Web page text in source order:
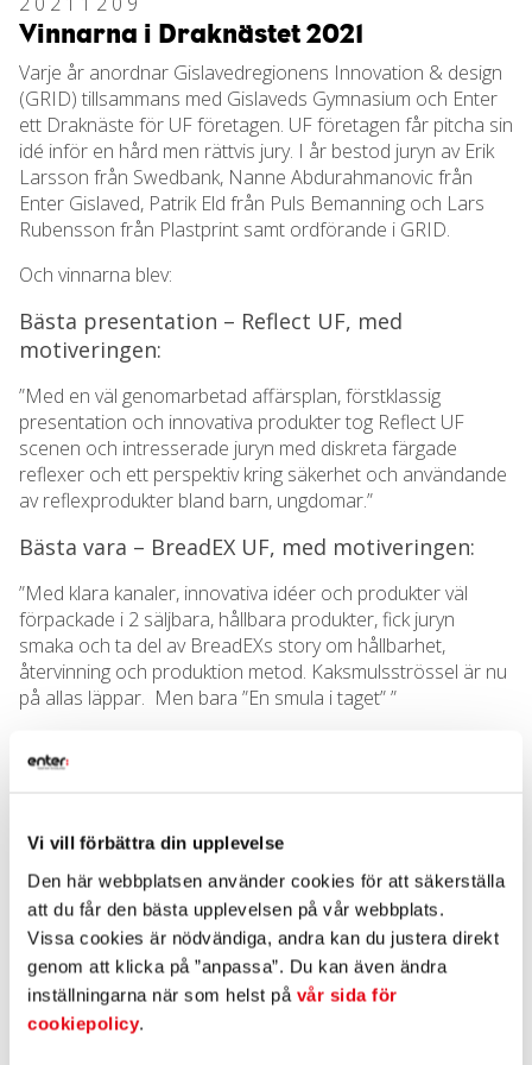
Vi vill förbättra din upplevelse
Den här webbplatsen använder cookies för att säkerställa
att du får den bästa upplevelsen på vår webbplats.
Vissa cookies är nödvändiga, andra kan du justera direkt
genom att klicka på ”anpassa”. Du kan även ändra
inställningarna när som helst på vår sida för
cookiepolicy.
Vinnarna i Draknästet 2021
Varje år anordnar Gislavedregionens Innovation & design
(GRID) tillsammans med Gislaveds Gymnasium och Enter
ett Draknäste för UF företagen. UF företagen får pitcha sin
idé inför en hård men rättvis jury. I år bestod juryn av Erik
Larsson från Swedbank, Nanne Abdurahmanovic från
Enter Gislaved, Patrik Eld från Puls Bemanning och Lars
Rubensson från Plastprint samt ordförande i GRID.
Och vinnarna blev:
Bästa presentation – Reflect UF, med
motiveringen:
”Med en väl genomarbetad affärsplan, förstklassig
presentation och innovativa produkter tog Reflect UF
scenen och intresserade juryn med diskreta färgade
reflexer och ett perspektiv kring säkerhet och användande
av reflexprodukter bland barn, ungdomar.”
Bästa vara – BreadEX UF, med motiveringen:
”Med klara kanaler, innovativa idéer och produkter väl
förpackade i 2 säljbara, hållbara produkter, fick juryn
smaka och ta del av BreadEXs story om hållbarhet,
återvinning och produktion metod. Kaksmulsströssel är nu
på allas läppar. Men bara ”En smula i taget” ”
att UF kan nå ut, samtidigt som man miljömässigt hanterar
överblivna restlager på ett hållbart och vinstdrivande sätt.”
Samtliga vinnare erhöll ett värdebevis på 2 000 kronor som
de kan använda i sina UF företag
Kort information om vinnarna: